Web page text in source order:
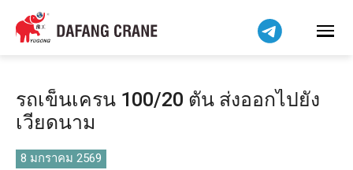
รถเข็นเครน 100/20 ตัน ส่งออกไปยัง
เวียดนาม
8 มกราคม 2569
Bahasa Indonesia
Bahasa Melayu
বাংলা
فارسی
Pilipino